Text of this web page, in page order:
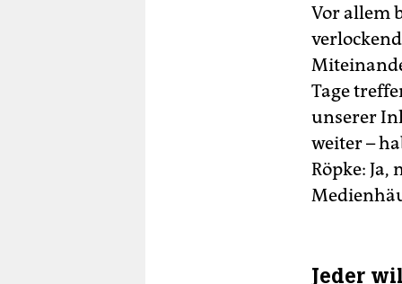
Vor allem
Tage
unserer
weiter –
Röpke:
Jeder